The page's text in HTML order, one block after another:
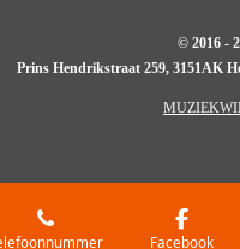
© 2016 -
Prins Hendrikstraat 259, 3151AK
Facebook